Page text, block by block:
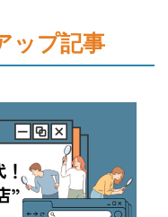
ップ記事